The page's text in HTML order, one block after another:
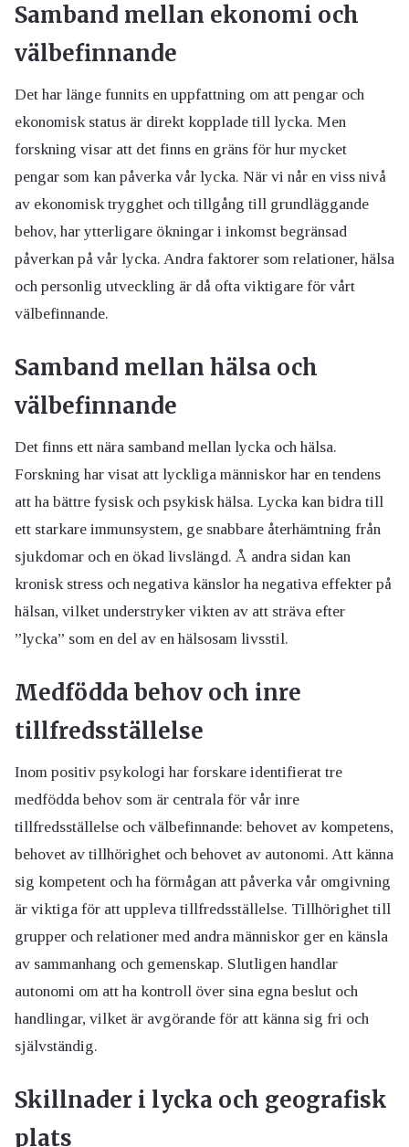
Samband mellan ekonomi och
välbefinnande
Det har länge funnits en uppfattning om att pengar och
ekonomisk status är direkt kopplade till lycka. Men
forskning visar att det finns en gräns för hur mycket
pengar som kan påverka vår lycka. När vi når en viss nivå
av ekonomisk trygghet och tillgång till grundläggande
behov, har ytterligare ökningar i inkomst begränsad
påverkan på vår lycka. Andra faktorer som relationer, hälsa
och personlig utveckling är då ofta viktigare för vårt
välbefinnande.
Samband mellan hälsa och
välbefinnande
Det finns ett nära samband mellan lycka och hälsa.
Forskning har visat att lyckliga människor har en tendens
att ha bättre fysisk och psykisk hälsa. Lycka kan bidra till
ett starkare immunsystem, ge snabbare återhämtning från
sjukdomar och en ökad livslängd. Å andra sidan kan
kronisk stress och negativa känslor ha negativa effekter på
hälsan, vilket understryker vikten av att sträva efter
”lycka” som en del av en hälsosam livsstil.
Medfödda behov och inre
tillfredsställelse
Inom positiv psykologi har forskare identifierat tre
medfödda behov som är centrala för vår inre
tillfredsställelse och välbefinnande: behovet av kompetens,
behovet av tillhörighet och behovet av autonomi. Att känna
sig kompetent och ha förmågan att påverka vår omgivning
är viktiga för att uppleva tillfredsställelse. Tillhörighet till
grupper och relationer med andra människor ger en känsla
av sammanhang och gemenskap. Slutligen handlar
autonomi om att ha kontroll över sina egna beslut och
handlingar, vilket är avgörande för att känna sig fri och
självständig.
Skillnader i lycka och geografisk
plats